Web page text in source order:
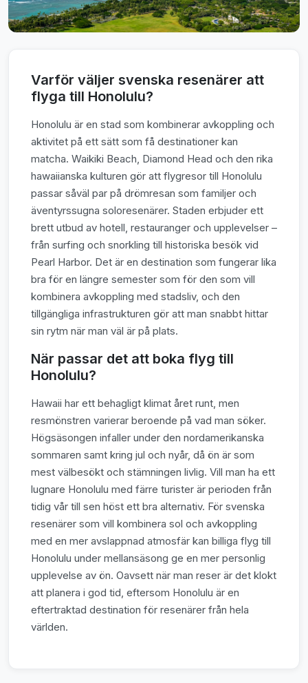
Varför väljer svenska resenärer att
flyga till Honolulu?
Honolulu är en stad som kombinerar avkoppling och
aktivitet på ett sätt som få destinationer kan
matcha. Waikiki Beach, Diamond Head och den rika
hawaiianska kulturen gör att flygresor till Honolulu
passar såväl par på drömresan som familjer och
äventyrssugna soloresenärer. Staden erbjuder ett
brett utbud av hotell, restauranger och upplevelser –
från surfing och snorkling till historiska besök vid
Pearl Harbor. Det är en destination som fungerar lika
bra för en längre semester som för den som vill
kombinera avkoppling med stadsliv, och den
tillgängliga infrastrukturen gör att man snabbt hittar
sin rytm när man väl är på plats.
När passar det att boka flyg till
Honolulu?
Hawaii har ett behagligt klimat året runt, men
resmönstren varierar beroende på vad man söker.
Högsäsongen infaller under den nordamerikanska
sommaren samt kring jul och nyår, då ön är som
mest välbesökt och stämningen livlig. Vill man ha ett
lugnare Honolulu med färre turister är perioden från
tidig vår till sen höst ett bra alternativ. För svenska
resenärer som vill kombinera sol och avkoppling
med en mer avslappnad atmosfär kan billiga flyg till
Honolulu under mellansäsong ge en mer personlig
upplevelse av ön. Oavsett när man reser är det klokt
att planera i god tid, eftersom Honolulu är en
eftertraktad destination för resenärer från hela
världen.